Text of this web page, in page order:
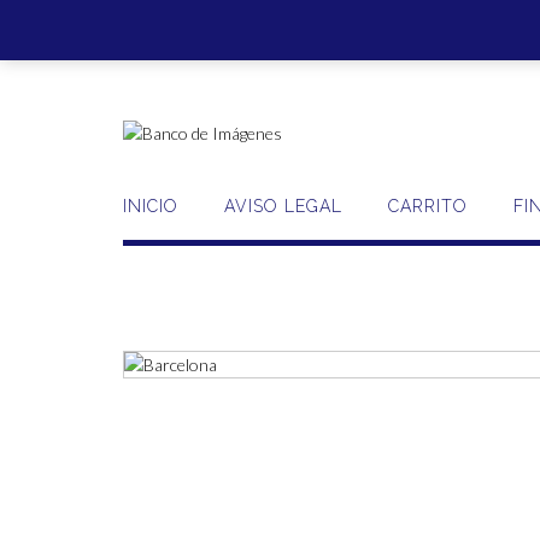
contenido
INICIO AVISO LEGAL CARRITO